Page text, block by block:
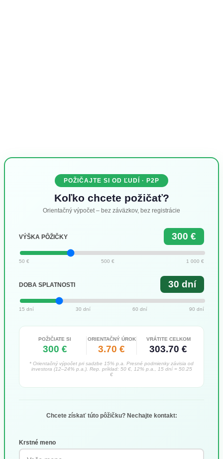
POŽIČAJTE SI OD ĽUDÍ · P2P
Koľko chcete požičať?
Orientačný výpočet – bez záväzkov, bez registrácie
VÝŠKA PÔŽIČKY 300 €
50 € 500 € 1 000 €
DOBA SPLATNOSTI 30 dní
15 dní 30 dní 60 dní 90 dní
POŽIČIATE SI
300 €
ORIENTAČNÝ ÚROK
3.70 €
VRÁTITE CELKOM
303.70 €
* Orientačný výpočet pri sadzbe 15% p.a. Presné podmienky závisia od
investora (12–24% p.a.). Rep. príklad: 50 €, 12% p.a., 15 dní = 50.25
€
Chcete získať túto pôžičku? Nechajte kontakt:
Krstné meno